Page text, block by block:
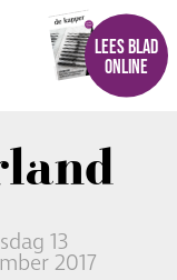
LEES BLAD
ONLINE
13
2017